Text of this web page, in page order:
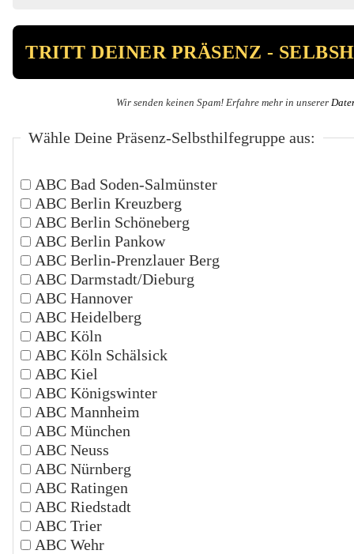
Wir senden keinen Spam! Erfahre mehr in unserer
Wähle Deine Präsenz-Selbsthilfegruppe aus:
ABC Bad Soden-Salmünster
ABC Berlin Kreuzberg
ABC Berlin Schöneberg
ABC Berlin Pankow
ABC Berlin-Prenzlauer Berg
ABC Darmstadt/Dieburg
ABC Hannover
ABC Heidelberg
ABC Köln
ABC Köln Schälsick
ABC Kiel
ABC Königswinter
ABC Mannheim
ABC München
ABC Neuss
ABC Nürnberg
ABC Ratingen
ABC Riedstadt
ABC Trier
ABC Wehr